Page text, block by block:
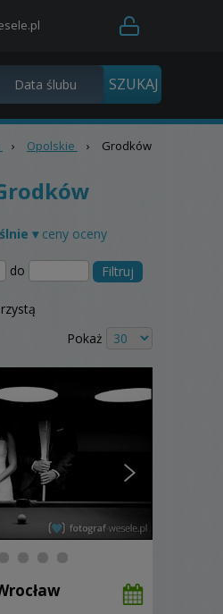
› Opolskie › Grodków
▾ ceny oceny
do Filtruj
Pokaż